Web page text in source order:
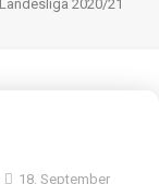
Landesliga 2020/21
18. September